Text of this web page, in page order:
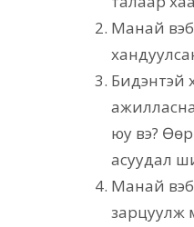
Манай вэб
Бидэнтэй
юу вэ?
асуудал
Манай
зарцуулж